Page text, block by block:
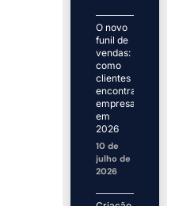
O novo
funil de
vendas:
como
clientes
encontram
empresas
em
2026
10 de
julho de
2026